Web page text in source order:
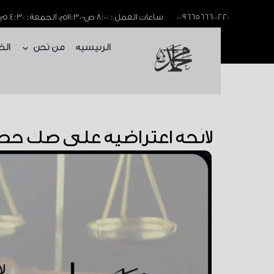
00966566600220 ساعات العمل : 8:00 ص-11:30م، الجمعة: 4:30 م-11:30م
الرئيسية من نحن Open من نحن
الرئيسية من نحن Open من نحن
لائحة اعتراضية على صك